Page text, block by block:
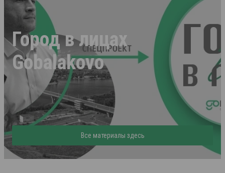
Город в лицах
Gobalakovo
Все материалы здесь